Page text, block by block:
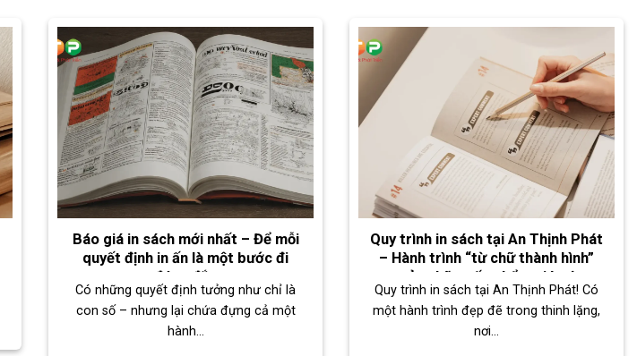
Báo giá in sách mới nhất – Để mỗi
quyết định in ấn là một bước đi
đúng đắn
Có những quyết định tưởng như chỉ là
con số – nhưng lại chứa đựng cả một
hành...
Quy trình in sách tại An Thịnh Phát
– Hành trình “từ chữ thành hình”
của những ấn phẩm giá trị
Quy trình in sách tại An Thịnh Phát! Có
một hành trình đẹp đẽ trong thinh lặng,
nơi...